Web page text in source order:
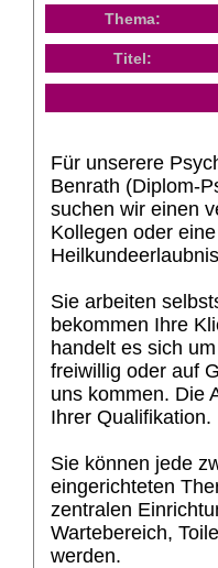
Thema:
Titel:
Für unserere
Benrath (Diplom-
suchen wir einen
Kollegen oder
Sie arbeiten
bekommen Ihre
handelt es sich
freiwillig oder auf
uns kommen. Die
Ihrer Qualifikation.
Sie können jede
eingerichteten
zentralen
Wartebereich,
werden.